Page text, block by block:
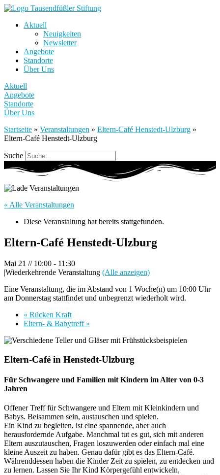
Aktuell
Neuigkeiten
Newsletter
Angebote
Standorte
Über Uns
Aktuell
Angebote
Standorte
Über Uns
Startseite » Veranstaltungen » Eltern-Café Henstedt-Ulzburg »
Eltern-Café Henstedt-Ulzburg
Suche
« Alle Veranstaltungen
Diese Veranstaltung hat bereits stattgefunden.
Eltern-Café Henstedt-Ulzburg
Mai 21 // 10:00 - 11:30
|Wiederkehrende Veranstaltung (Alle anzeigen)
Eine Veranstaltung, die im Abstand von 1 Woche(n) um 10:00 Uhr
am Donnerstag stattfindet und unbegrenzt wiederholt wird.
« Rücken Kraft
Eltern- & Babytreff »
Eltern-Café in Henstedt-Ulzburg
Für Schwangere und Familien mit Kindern im Alter von 0-3
Jahren
Offener Treff für Schwangere und Eltern mit Kleinkindern und
Babys. Beisammen sein, austauschen und spielen.
Ein Kind zu begleiten, ist eine spannende, aber auch
herausfordernde Aufgabe. Manchmal tut es gut, sich mit anderen
Eltern auszutauschen, Fragen loszuwerden oder einfach mal eine
kleine Auszeit zu haben. Genau dafür gibt es das Eltern-Café.
Währenddessen haben die Kinder Zeit zu spielen, zu entdecken und
zu lernen. Lassen Sie Ihr Kind Körpergefühl entwickeln,